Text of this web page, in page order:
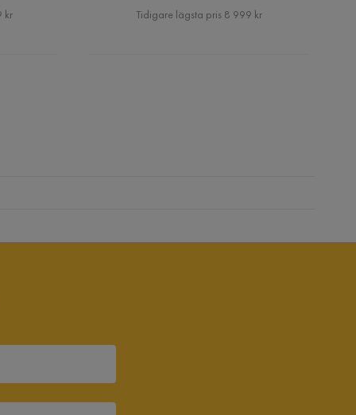
kr
Pris
Tidigare lägsta pris 8 999 kr